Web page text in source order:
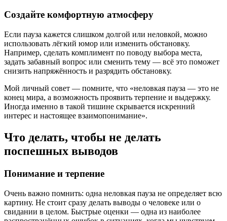
Создайте комфортную атмосферу
Если пауза кажется слишком долгой или неловкой, можно
использовать лёгкий юмор или изменить обстановку.
Например, сделать комплимент по поводу выбора места,
задать забавный вопрос или сменить тему — всё это поможет
снизить напряжённость и разрядить обстановку.
Мой личный совет — помните, что «неловкая пауза — это не
конец мира, а возможность проявить терпение и выдержку.
Иногда именно в такой тишине скрывается искренний
интерес и настоящее взаимопонимание».
Что делать, чтобы не делать
поспешных выводов
Понимание и терпение
Очень важно помнить: одна неловкая пауза не определяет всю
картину. Не стоит сразу делать выводы о человеке или о
свидании в целом. Быстрые оценки — одна из наиболее